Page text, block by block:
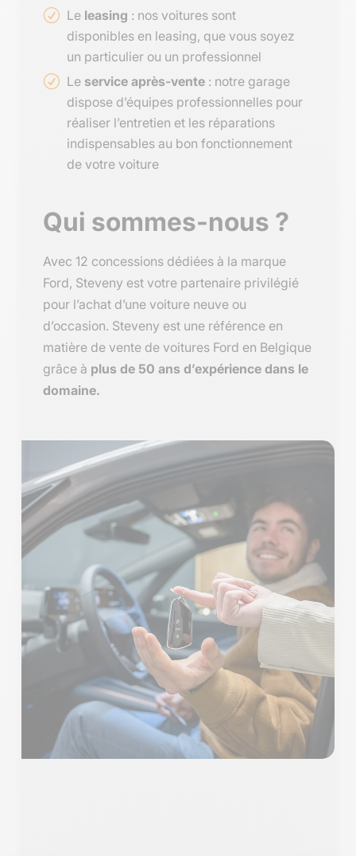
Le leasing : nos voitures sont
disponibles en leasing, que vous soyez
un particulier ou un professionnel
Le service après-vente: notre garage
dispose d’équipes professionnelles pour
réaliser l’entretien et les réparations
indispensables au bon fonctionnement
de votre voiture
Qui sommes-nous ?
Avec 12 concessions dédiées à la marque
Ford, Steveny est votre partenaire privilégié
pour l’achat d’une voiture neuve ou
d’occasion. Steveny est une référence en
matière de vente de voitures Ford en Belgique
grâce à plus de 50 ans d’expérience dans le
domaine.